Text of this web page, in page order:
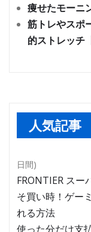
痩せたモーニ
筋トレやスポ
的ストレッチ
人気記事
日間)
FRONTIER スー
そ買い時！ゲー
れる方法
使った分だけ支